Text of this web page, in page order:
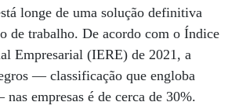
longe de uma solução definitiva
de trabalho. De acordo com o Índice
Empresarial (IERE) de 2021, a
— classificação que engloba
empresas é de cerca de 30%.